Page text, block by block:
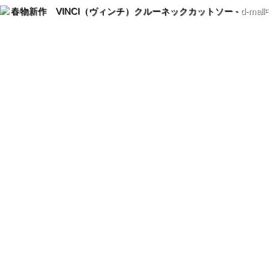
春物新作 VINCI（ヴィンチ）クルーネックカットソー - d-mall